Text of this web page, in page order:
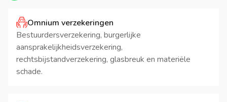
Omnium verzekeringen
Bestuurdersverzekering, burgerlijke
aansprakelijkheidsverzekering,
rechtsbijstandverzekering, glasbreuk en materiële
schade.